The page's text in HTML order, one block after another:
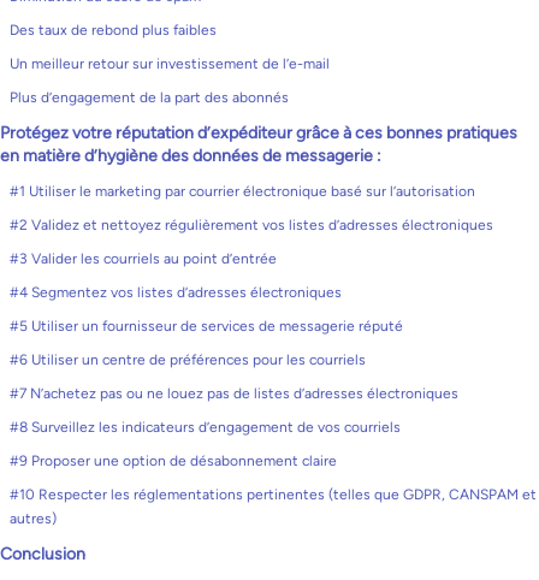
Des taux de rebond plus faibles
Un meilleur retour sur investissement de l’e-mail
Plus d’engagement de la part des abonnés
Protégez votre réputation d’expéditeur grâce à ces bonnes pratiques
en matière d’hygiène des données de messagerie :
#1 Utiliser le marketing par courrier électronique basé sur l’autorisation
#2 Validez et nettoyez régulièrement vos listes d’adresses électroniques
#3 Valider les courriels au point d’entrée
#4 Segmentez vos listes d’adresses électroniques
#5 Utiliser un fournisseur de services de messagerie réputé
#6 Utiliser un centre de préférences pour les courriels
#7 N’achetez pas ou ne louez pas de listes d’adresses électroniques
#8 Surveillez les indicateurs d’engagement de vos courriels
#9 Proposer une option de désabonnement claire
#10 Respecter les réglementations pertinentes (telles que GDPR, CANSPAM et
autres)
Conclusion